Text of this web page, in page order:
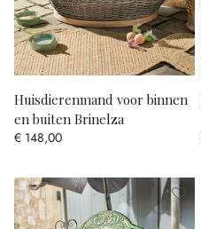
Huisdierenmand voor binnen
en buiten Brinelza
€ 148,00